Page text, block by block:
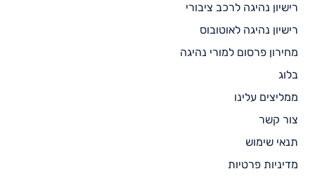
רישיון נהיגה לרכב ציבורי
רישיון נהיגה לאוטובוס
מחירון פרסום למורי נהיגה
בלוג
ממליצים עלינו
צור קשר
תנאי שימוש
מדיניות פרטיות